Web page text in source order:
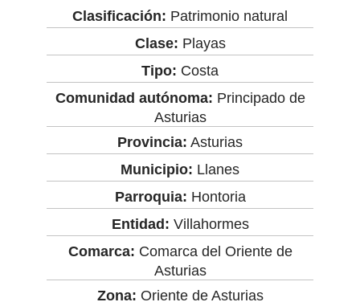
Clasificación: Patrimonio natural
Clase: Playas
Tipo: Costa
Comunidad autónoma: Principado de
Asturias
Provincia: Asturias
Municipio: Llanes
Parroquia: Hontoria
Entidad: Villahormes
Comarca: Comarca del Oriente de
Asturias
Zona: Oriente de Asturias